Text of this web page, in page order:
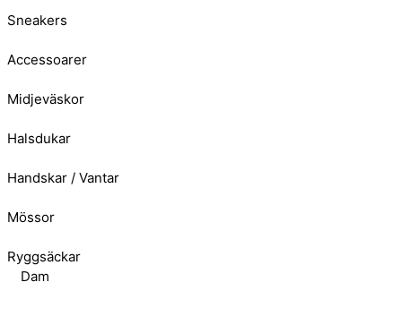
Sneakers
Accessoarer
Midjeväskor
Halsdukar
Handskar / Vantar
Mössor
Ryggsäckar
Dam